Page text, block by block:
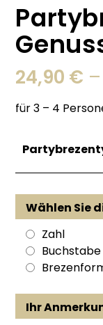
24,90 € –
für 3 – 4
Wählen Sie
Zahl
Buchstabe
Ihr